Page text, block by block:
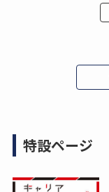
特設ページ